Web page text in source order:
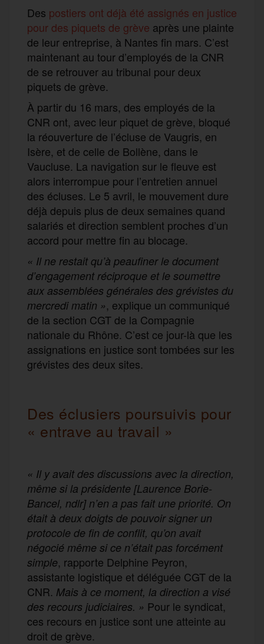
Des postiers ont déjà été assignés en justice
pour des piquets de grève après une plainte
de leur entreprise, à Nantes fin mars. C’est
maintenant au tour d’employés de la CNR
de se retrouver au tribunal pour deux
piquets de grève.
À partir du 16 mars, des employés de la
CNR ont, avec leur piquet de grève, bloqué
la réouverture de l’écluse de Vaugris, en
Isère, et de celle de Bollène, dans le
Vaucluse. La navigation sur le fleuve est
alors interrompue pour l’entretien annuel
des écluses. Le 5 avril, le mouvement dure
déjà depuis plus de deux semaines quand
salariés et direction semblent proches d’un
accord pour mettre fin au blocage.
« Il ne restait qu’à peaufiner le document
d’engagement réciproque et le soumettre
aux assemblées générales des grévistes du
mercredi matin », explique un communiqué
de la section CGT de la Compagnie
nationale du Rhône. C’est ce jour-là que les
assignations en justice sont tombées sur les
grévistes des deux sites.
Des éclusiers poursuivis pour
« entrave au travail »
« Il y avait des discussions avec la direction,
même si la présidente [Laurence Borie-
Bancel, ndlr] n’en a pas fait une priorité. On
était à deux doigts de pouvoir signer un
protocole de fin de conflit, qu’on avait
négocié même si ce n’était pas forcément
simple, rapporte Delphine Peyron,
assistante logistique et déléguée CGT de la
CNR. Mais à ce moment, la direction a visé
des recours judiciaires. » Pour le syndicat,
ces recours en justice sont une atteinte au
droit de grève.